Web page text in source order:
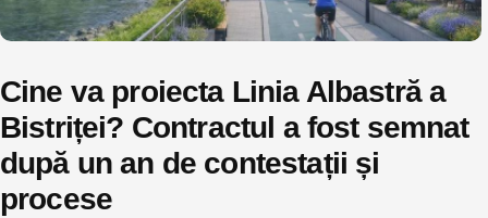
Cine va proiecta Linia Albastră a
Bistriței? Contractul a fost semnat
după un an de contestații și
procese